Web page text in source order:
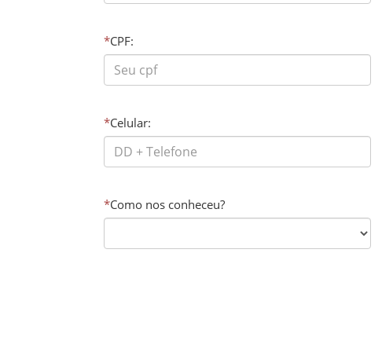
*CPF:
*Celular:
*Como nos conheceu?